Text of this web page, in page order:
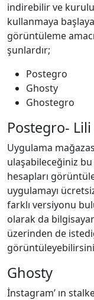
indirebilir ve
kullanmaya
görüntüleme
şunlardır;
Postegro
Ghosty
Ghostegro
Postegro-
Uygulama
ulaşabileceğiniz bu
hesapları
uygulamayı
farklı versiyonu
olarak da
üzerinden de
Ghosty
İnstagram’ ın